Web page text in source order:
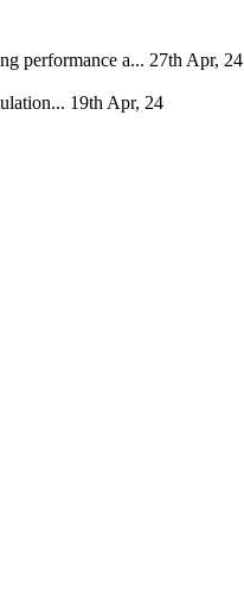
performance a... 27th Apr, 24
19th Apr, 24